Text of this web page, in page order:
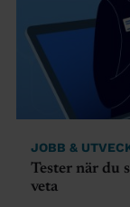
JOBB &
Tester när du
veta